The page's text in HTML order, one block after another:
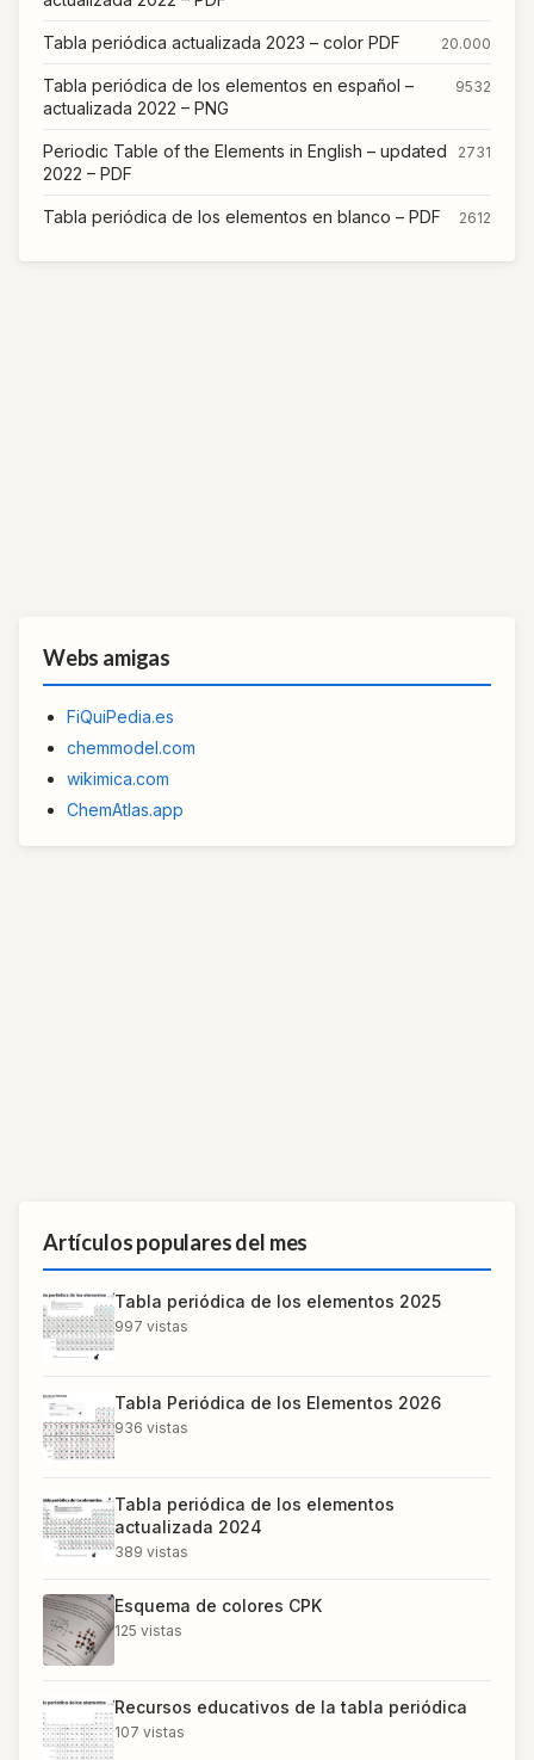
Tabla periódica actualizada 2023 – color PDF 20.000
Tabla periódica de los elementos en español –
actualizada 2022 – PNG
9532
Periodic Table of the Elements in English – updated
2022 – PDF
2731
Tabla periódica de los elementos en blanco – PDF 2612
Webs amigas
FiQuiPedia.es
chemmodel.com
wikimica.com
ChemAtlas.app
Artículos populares del mes
Tabla periódica de los elementos 2025
997 vistas
Tabla Periódica de los Elementos 2026
936 vistas
Tabla periódica de los elementos
actualizada 2024
389 vistas
Esquema de colores CPK
125 vistas
Recursos educativos de la tabla periódica
107 vistas